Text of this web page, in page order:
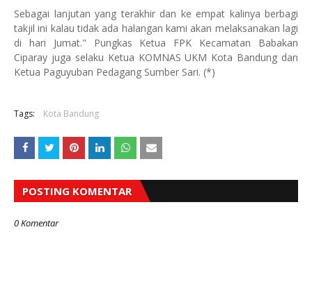
Sebagai lanjutan yang terakhir dan ke empat kalinya berbagi
takjil ini kalau tidak ada halangan kami akan melaksanakan lagi
di hari Jumat." Pungkas Ketua FPK Kecamatan Babakan
Ciparay juga selaku Ketua KOMNAS UKM Kota Bandung dan
Ketua Paguyuban Pedagang Sumber Sari. (*)
Tags: Kota Bandung
POSTING KOMENTAR
0 Komentar